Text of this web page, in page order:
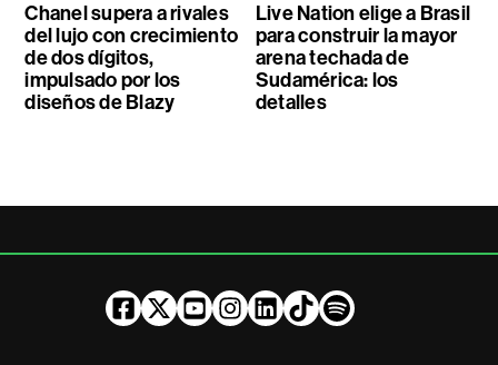
Chanel supera a rivales
del lujo con crecimiento
de dos dígitos,
impulsado por los
diseños de Blazy
Live Nation elige a Brasil
para construir la mayor
arena techada de
Sudamérica: los
detalles